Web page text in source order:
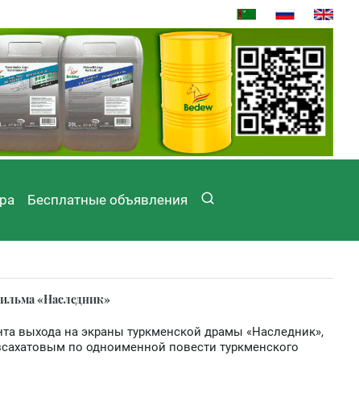
Бесплатные объявления
«Наследник»
выхода на экраны туркменской драмы «Наследник»,
по одноименной повести туркменского